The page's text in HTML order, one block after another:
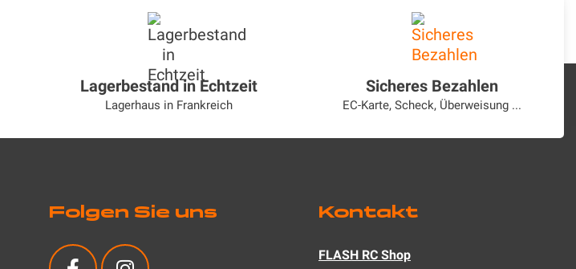
Lagerbestand in Echtzeit
Lagerhaus in Frankreich
Sicheres Bezahlen
EC-Karte, Scheck, Überweisung ...
Folgen Sie uns Kontakt
FLASH RC Shop